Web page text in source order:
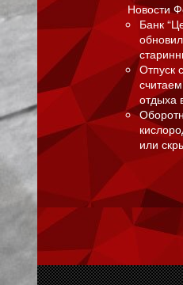
Новости
Банк
Отпуск
отдыха
или